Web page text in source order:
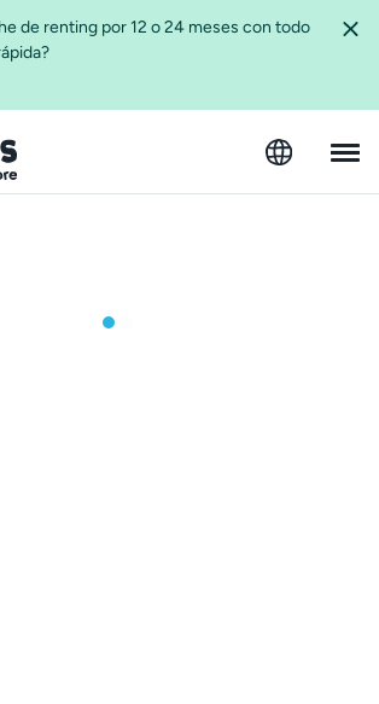
de renting por 12 o 24 meses con todo